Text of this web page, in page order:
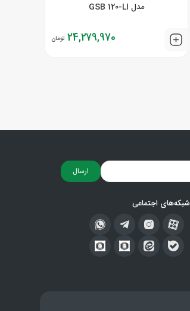
مدل GSB 120-LI
24,279,970 تومان
ارسال
شبکه‌های اجتماعی